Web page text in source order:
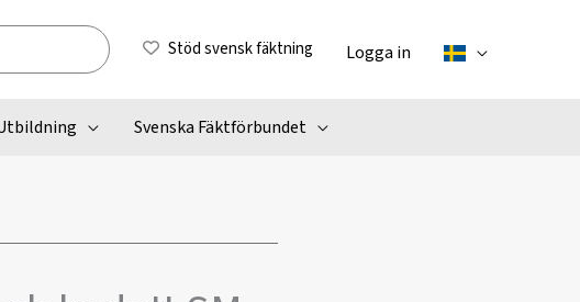
Stöd svensk fäktning Logga in
Svenska Fäktförbundet